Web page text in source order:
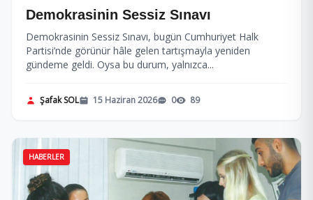
Demokrasinin Sessiz Sınavı
Demokrasinin Sessiz Sınavı, bugün Cumhuriyet Halk
Partisi’nde görünür hâle gelen tartışmayla yeniden
gündeme geldi. Oysa bu durum, yalnızca...
Şafak SOL 15 Haziran 2026 0 89
HABERLER